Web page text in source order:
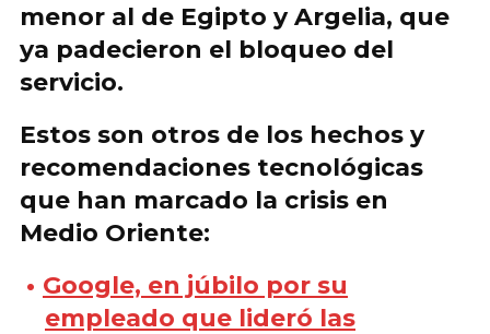
menor al de Egipto y Argelia, que
ya padecieron el bloqueo del
servicio.
Estos son otros de los hechos y
recomendaciones tecnológicas
que han marcado la crisis en
Medio Oriente:
Google, en júbilo por su
empleado que lideró las